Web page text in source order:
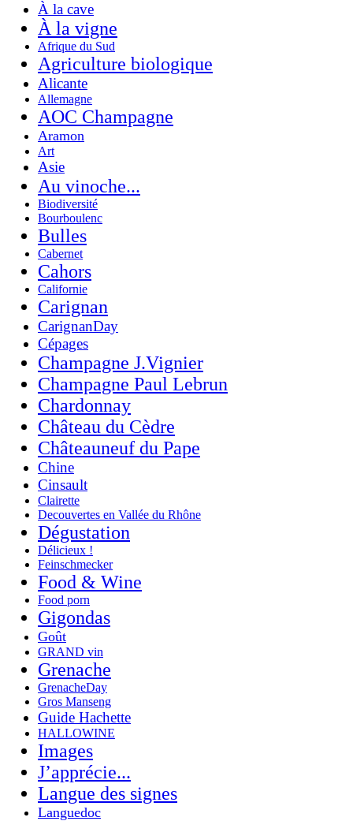
À la cave
À la vigne
Afrique du Sud
Agriculture biologique
Alicante
Allemagne
AOC Champagne
Aramon
Art
Asie
Au vinoche...
Biodiversité
Bourboulenc
Bulles
Cabernet
Cahors
Californie
Carignan
CarignanDay
Cépages
Champagne J.Vignier
Champagne Paul Lebrun
Chardonnay
Château du Cèdre
Châteauneuf du Pape
Chine
Cinsault
Clairette
Decouvertes en Vallée du Rhône
Dégustation
Délicieux !
Feinschmecker
Food & Wine
Food porn
Gigondas
Goût
GRAND vin
Grenache
GrenacheDay
Gros Manseng
Guide Hachette
HALLOWINE
Images
J’apprécie...
Langue des signes
Languedoc